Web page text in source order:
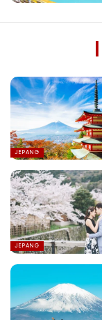
JEPANG
JEPANG